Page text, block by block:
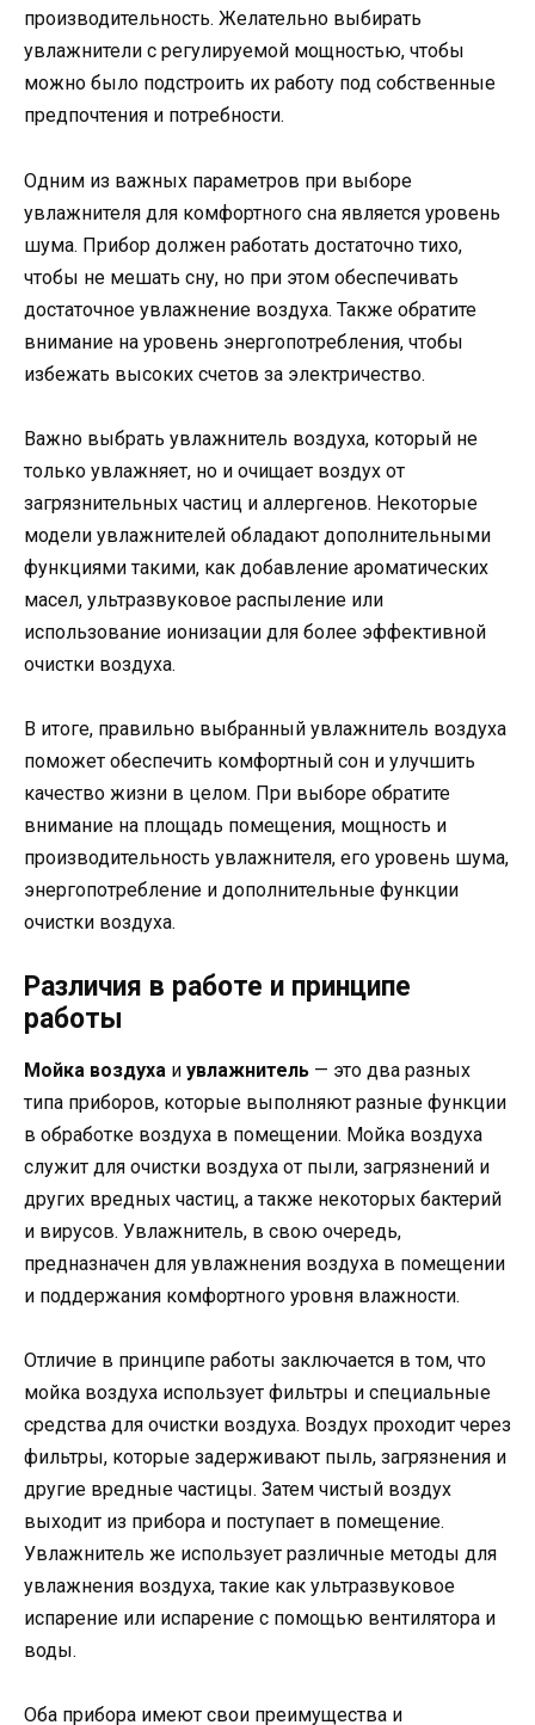
производительность. Желательно выбирать
увлажнители с регулируемой мощностью, чтобы
можно было подстроить их работу под собственные
предпочтения и потребности.
Одним из важных параметров при выборе
увлажнителя для комфортного сна является уровень
шума. Прибор должен работать достаточно тихо,
чтобы не мешать сну, но при этом обеспечивать
достаточное увлажнение воздуха. Также обратите
внимание на уровень энергопотребления, чтобы
избежать высоких счетов за электричество.
Важно выбрать увлажнитель воздуха, который не
только увлажняет, но и очищает воздух от
загрязнительных частиц и аллергенов. Некоторые
модели увлажнителей обладают дополнительными
функциями такими, как добавление ароматических
масел, ультразвуковое распыление или
использование ионизации для более эффективной
очистки воздуха.
В итоге, правильно выбранный увлажнитель воздуха
поможет обеспечить комфортный сон и улучшить
качество жизни в целом. При выборе обратите
внимание на площадь помещения, мощность и
производительность увлажнителя, его уровень шума,
энергопотребление и дополнительные функции
очистки воздуха.
Различия в работе и принципе
работы
Мойка воздуха и увлажнитель — это два разных
типа приборов, которые выполняют разные функции
в обработке воздуха в помещении. Мойка воздуха
служит для очистки воздуха от пыли, загрязнений и
других вредных частиц, а также некоторых бактерий
и вирусов. Увлажнитель, в свою очередь,
предназначен для увлажнения воздуха в помещении
и поддержания комфортного уровня влажности.
Отличие в принципе работы заключается в том, что
мойка воздуха использует фильтры и специальные
средства для очистки воздуха. Воздух проходит через
фильтры, которые задерживают пыль, загрязнения и
другие вредные частицы. Затем чистый воздух
выходит из прибора и поступает в помещение.
Увлажнитель же использует различные методы для
увлажнения воздуха, такие как ультразвуковое
испарение или испарение с помощью вентилятора и
воды.
Оба прибора имеют свои преимущества и